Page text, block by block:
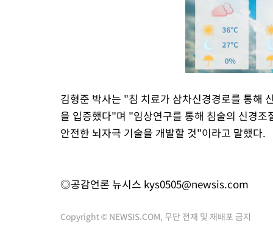
김형준 박사는 "침 치료가 삼차신경경로를 통해
을 입증했다"며 "임상연구를 통해 침술의 신경
안전한 뇌자극 기술을 개발할 것"이라고 말했다.
◎공감언론 뉴시스 kys0505@newsis.com
Copyright © NEWSIS.COM, 무단 전재 및 재배포 금지